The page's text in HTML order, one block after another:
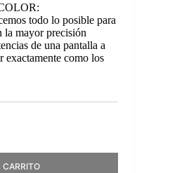
todo lo posible para
la mayor precisión
de una pantalla a
exactamente como los
CARRITO